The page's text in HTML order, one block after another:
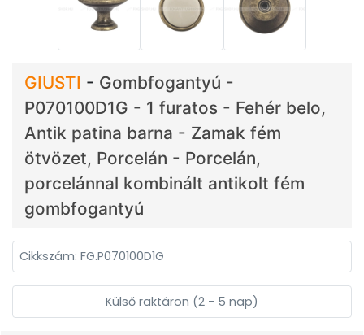
GIUSTI - Gombfogantyú -
P070100D1G - 1 furatos - Fehér belo,
Antik patina barna - Zamak fém
ötvözet, Porcelán - Porcelán,
porcelánnal kombinált antikolt fém
gombfogantyú
Cikkszám: FG.P070100D1G
Külső raktáron (2 - 5 nap)